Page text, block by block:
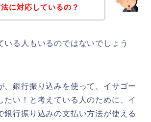
に対応しているの？
いる人もいるのではないでしょう
、銀行振り込みを使って、イサゴー
たい！と考えている人のために、イ
銀行振り込みの支払い方法が使える